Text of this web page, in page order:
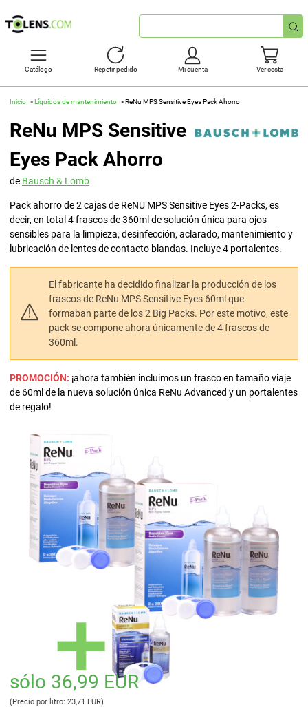
Búsqueda
rápida
Catálogo Repetir pedido Mi cuenta Ver cesta
Inicio Líquidos de mantenimiento ReNu MPS Sensitive Eyes Pack Ahorro
ReNu MPS Sensitive
Eyes Pack Ahorro
de Bausch & Lomb
Pack ahorro de 2 cajas de ReNU MPS Sensitive Eyes 2-Packs, es
decir, en total 4 frascos de 360ml de solución única para ojos
sensibles para la limpieza, desinfección, aclarado, mantenimiento y
lubricación de lentes de contacto blandas. Incluye 4 portalentes.
El fabricante ha decidido finalizar la producción de los
frascos de ReNu MPS Sensitive Eyes 60ml que
formaban parte de los 2 Big Packs. Por este motivo, este
pack se compone ahora únicamente de 4 frascos de
360ml.
PROMOCIÓN: ¡ahora también incluimos un frasco en tamaño viaje
de 60ml de la nueva solución única ReNu Advanced y un portalentes
de regalo!
sólo 36,99 EUR
(Precio por litro: 23,71 EUR)